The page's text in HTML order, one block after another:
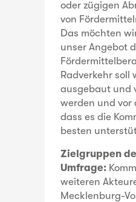
oder zügigen
von
Das möchten
unser Angebot
Radverkehr soll
ausgebaut und
werden und vor
dass es die
besten
Zielgruppen
Umfrage:
weiteren
Mecklenburg-